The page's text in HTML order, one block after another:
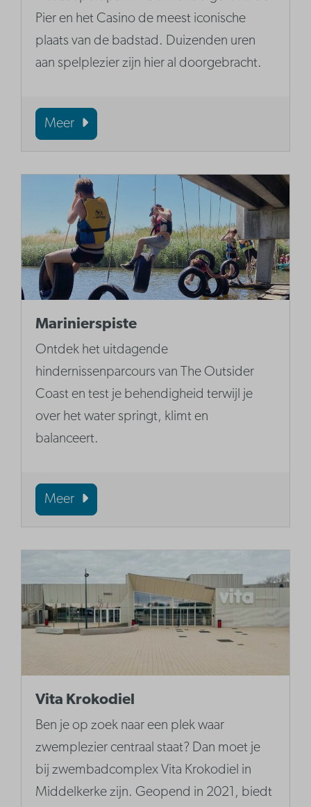
Pier en het Casino de meest iconische
plaats van de badstad. Duizenden uren
aan spelplezier zijn hier al doorgebracht.
Meer
Marinierspiste
Ontdek het uitdagende
hindernissenparcours van The Outsider
Coast en test je behendigheid terwijl je
over het water springt, klimt en
balanceert.
Meer
Vita Krokodiel
Ben je op zoek naar een plek waar
zwemplezier centraal staat? Dan moet je
bij zwembadcomplex Vita Krokodiel in
Middelkerke zijn. Geopend in 2021, biedt